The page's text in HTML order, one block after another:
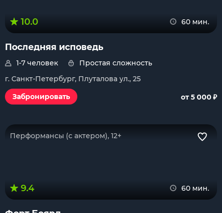
10.0 60 мин.
Последняя исповедь
1-7 человек
Простая сложность
г. Санкт-Петербург, Плуталова ул., 25
Забронировать
от 5 000 ₽
Перформансы (с актером), 12+
9.4 60 мин.